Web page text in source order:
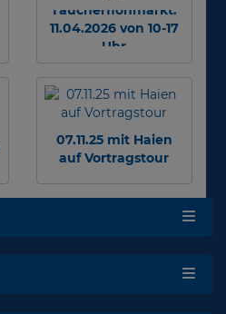
Taucherflohmarkt:
11.04.2026 von 10-17
Uhr
07.11.25 mit Haien
auf Vortragstour